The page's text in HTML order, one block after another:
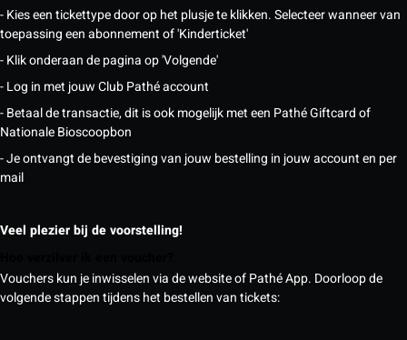
- Kies een tickettype door op het plusje te klikken. Selecteer wanneer van
toepassing een abonnement of 'Kinderticket'
- Klik onderaan de pagina op 'Volgende'
- Log in met jouw Club Pathé account
- Betaal de transactie, dit is ook mogelijk met een Pathé Giftcard of
Nationale Bioscoopbon
- Je ontvangt de bevestiging van jouw bestelling in jouw account en per
mail
Veel plezier bij de voorstelling!
Vouchers kun je inwisselen via de website of Pathé App. Doorloop de
volgende stappen tijdens het bestellen van tickets: